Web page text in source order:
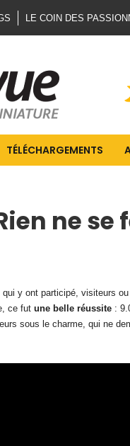
LE COIN DES
TÉLÉCHARGEMENTS
ne
y ont participé, visiteurs
ce fut une belle réussite :
sous le charme, qui ne